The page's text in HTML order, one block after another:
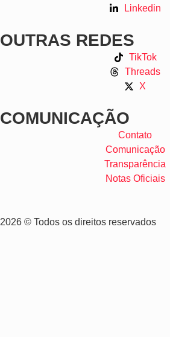
Linkedin
OUTRAS REDES
TikTok
Threads
X
COMUNICAÇÃO
Contato
Comunicação
Transparência
Notas Oficiais
2026 © Todos os direitos reservados